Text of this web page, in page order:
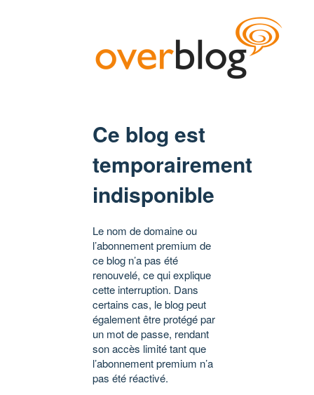
Ce blog est
temporairement
indisponible
Le nom de domaine ou
l’abonnement premium de
ce blog n’a pas été
renouvelé, ce qui explique
cette interruption. Dans
certains cas, le blog peut
également être protégé par
un mot de passe, rendant
son accès limité tant que
l’abonnement premium n’a
pas été réactivé.